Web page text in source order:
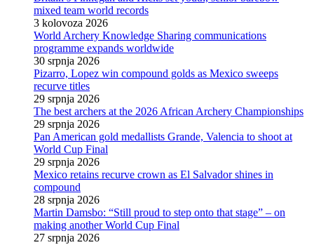
mixed team world records
3 kolovoza 2026
World Archery Knowledge Sharing communications
programme expands worldwide
30 srpnja 2026
Pizarro, Lopez win compound golds as Mexico sweeps
recurve titles
29 srpnja 2026
The best archers at the 2026 African Archery Championships
29 srpnja 2026
Pan American gold medallists Grande, Valencia to shoot at
World Cup Final
29 srpnja 2026
Mexico retains recurve crown as El Salvador shines in
compound
28 srpnja 2026
Martin Damsbo: “Still proud to step onto that stage” – on
making another World Cup Final
27 srpnja 2026